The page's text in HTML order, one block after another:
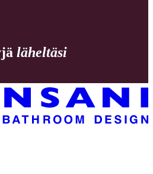
läheltäsi